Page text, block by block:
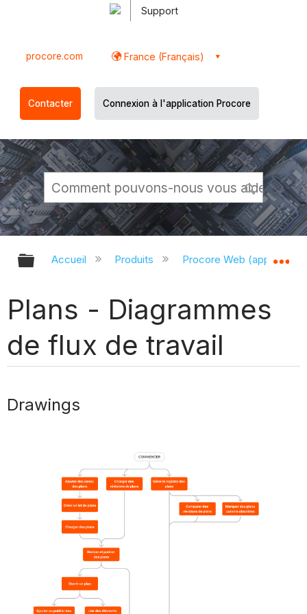
Support
procore.com France (Français)
Contacter Connexion à l'application Procore
Développer/réduire la hiérarchie
Accueil Produits Procore Web
Plans - Diagrammes
de flux de travail
Drawings